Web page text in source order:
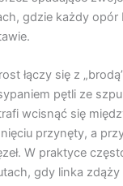
gdzie każdy opór
łączy się z
pętli ze
wcisnąć się
przynęty, a
W praktyce
gdy linka zdąży